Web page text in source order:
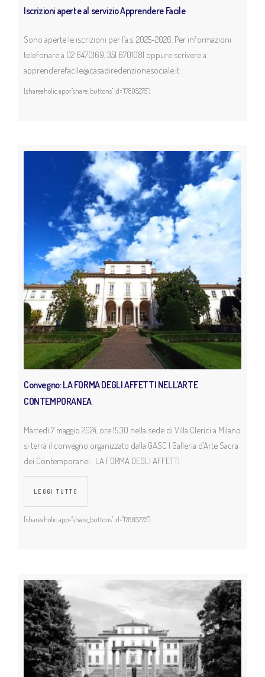
Iscrizioni aperte al servizio Apprendere Facile
Sono aperte le iscrizioni per l’a.s. 2025-2026. Per informazioni
telefonare a 02 6470169, 351 6701081 oppure scrivere a
apprenderefacile@casadiredenzionesociale.it.
[shareaholic app="share_buttons" id="17805275"]
Convegno: LA FORMA DEGLI AFFETTI NELL’ARTE
CONTEMPORANEA
Martedì 7 maggio 2024, ore 15.30 nella sede di Villa Clerici a Milano
si terrà il convegno organizzato dalla GASC | Galleria d’Arte Sacra
dei Contemporanei LA FORMA DEGLI AFFETTI
LEGGI TUTTO
[shareaholic app="share_buttons" id="17805275"]